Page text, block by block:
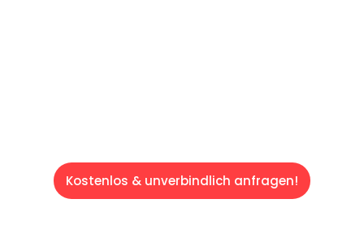
Kostenlos & unverbindlich anfragen!